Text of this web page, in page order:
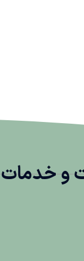
و خدمات